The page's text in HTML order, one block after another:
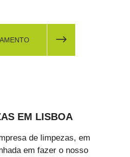
EM LISBOA
de limpezas, em
em fazer o nosso